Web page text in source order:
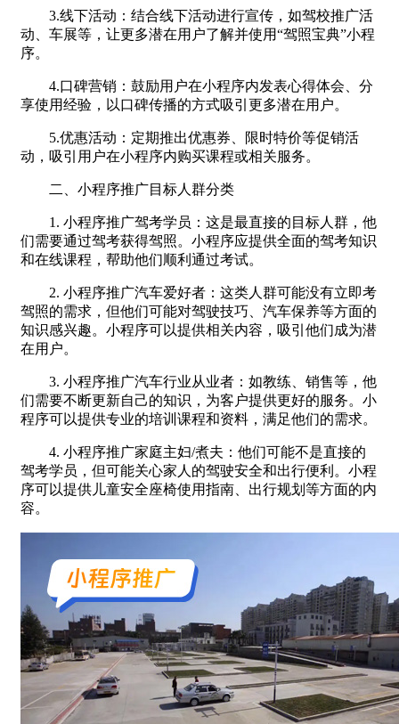
3.线下活动：结合线下活动进行宣传，如驾校推广活
动、车展等，让更多潜在用户了解并使用“驾照宝典”小程
序。
4.口碑营销：鼓励用户在小程序内发表心得体会、分
享使用经验，以口碑传播的方式吸引更多潜在用户。
5.优惠活动：定期推出优惠券、限时特价等促销活
动，吸引用户在小程序内购买课程或相关服务。
二、小程序推广目标人群分类
1. 小程序推广驾考学员：这是最直接的目标人群，他
们需要通过驾考获得驾照。小程序应提供全面的驾考知识
和在线课程，帮助他们顺利通过考试。
2. 小程序推广汽车爱好者：这类人群可能没有立即考
驾照的需求，但他们可能对驾驶技巧、汽车保养等方面的
知识感兴趣。小程序可以提供相关内容，吸引他们成为潜
在用户。
3. 小程序推广汽车行业从业者：如教练、销售等，他
们需要不断更新自己的知识，为客户提供更好的服务。小
程序可以提供专业的培训课程和资料，满足他们的需求。
4. 小程序推广家庭主妇/煮夫：他们可能不是直接的
驾考学员，但可能关心家人的驾驶安全和出行便利。小程
序可以提供儿童安全座椅使用指南、出行规划等方面的内
容。